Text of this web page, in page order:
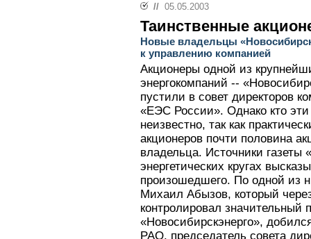
// 05.05.2003
Таинственные
Новые владельцы
к управлению компанией
Акционеры одной из
энергокомпаний --
пустили в совет директоров
«ЕЭС России». Однако кто
неизвестно, так как
акционеров почти половина
владельца. Источники газеты
энергетических кругах
произошедшего. По одной из
Михаил Абызов, который
контролировал значительный
«Новосибирскэнерго»,
РАО, председатель совета